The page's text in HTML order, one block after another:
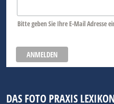
Bitte geben Sie Ihre E-Mail Adresse
DAS FOTO PRAXIS